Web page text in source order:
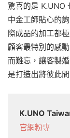
驚喜的是 K.UNO
中金工師貼心的
際成品的加工都
顧客最特別的感
而難忘，讓客製
是打造出將彼此
K.UNO
官網粉專